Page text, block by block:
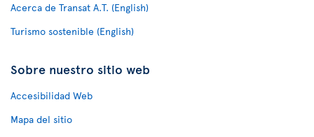
Acerca de Transat A.T. (English)
Turismo sostenible (English)
Sobre nuestro sitio web
Accesibilidad Web
Mapa del sitio